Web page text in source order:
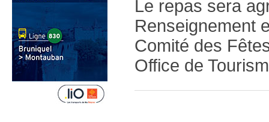
Le repas sera
Renseignement
Comité des
Office de